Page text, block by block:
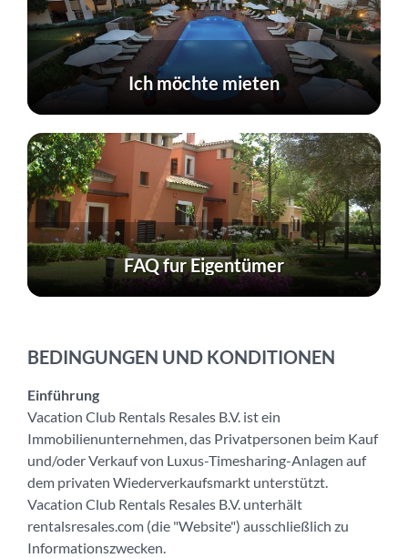
Ich möchte mieten
FAQ fur Eigentümer
BEDINGUNGEN UND KONDITIONEN
Einführung
Vacation Club Rentals Resales B.V. ist ein
Immobilienunternehmen, das Privatpersonen beim Kauf
und/oder Verkauf von Luxus-Timesharing-Anlagen auf
dem privaten Wiederverkaufsmarkt unterstützt.
Vacation Club Rentals Resales B.V. unterhält
rentalsresales.com (die "Website") ausschließlich zu
Informationszwecken.